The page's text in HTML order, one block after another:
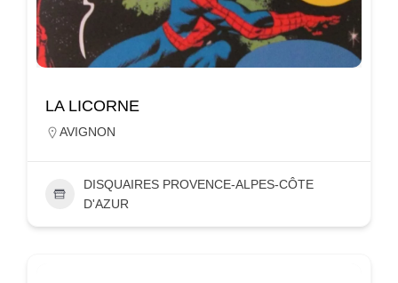
LA LICORNE
AVIGNON
DISQUAIRES PROVENCE-ALPES-CÔTE
D'AZUR